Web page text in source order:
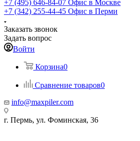
+7 (495) 646-84-07 Офис в Москве
+7 (342) 255-44-45 Офис в Перми
Заказать звонок
Задать вопрос
Войти
Корзина0
Сравнение товаров0
info@maxpiler.com
г. Пермь, ул. Фоминская, 36